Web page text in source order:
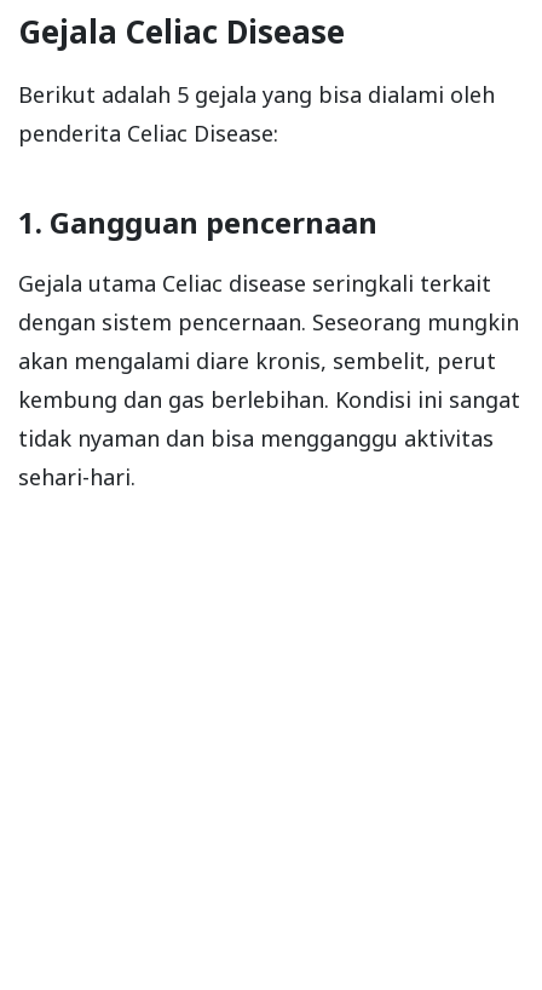
Gejala Celiac Disease
Berikut adalah 5 gejala yang bisa dialami oleh
penderita Celiac Disease:
1. Gangguan pencernaan
Gejala utama Celiac disease seringkali terkait
dengan sistem pencernaan. Seseorang mungkin
akan mengalami diare kronis, sembelit, perut
kembung dan gas berlebihan. Kondisi ini sangat
tidak nyaman dan bisa mengganggu aktivitas
sehari-hari.